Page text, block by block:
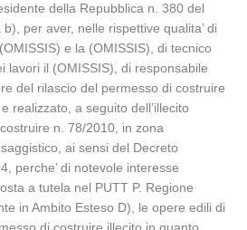
della Repubblica n. 380 del
per aver, nelle rispettive qualita’ di
e la (OMISSIS), di tecnico
lavori il (OMISSIS), di responsabile
del rilascio del permesso di costruire
realizzato, a seguito dell’illecito
n. 78/2010, in zona
ai sensi del Decreto
perche’ di notevole interesse
a tutela nel PUTT P. Regione
in Ambito Esteso D), le opere edili di